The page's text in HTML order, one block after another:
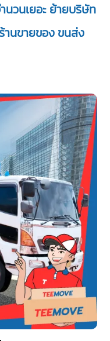
วนเยอะ ย้ายบริษัท
านขายของ ขนส่ง